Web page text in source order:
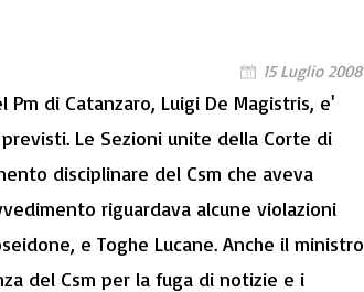
15 Luglio 2008
Pm di Catanzaro, Luigi De Magistris, e'
Le Sezioni unite della Corte di
disciplinare del Csm che aveva
riguardava alcune violazioni
e Toghe Lucane. Anche il ministro
del Csm per la fuga di notizie e i